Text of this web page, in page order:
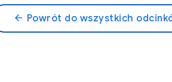
arrow_back Powrót do wszystkich